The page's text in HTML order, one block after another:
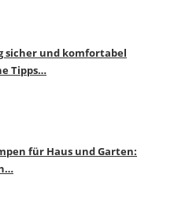
sicher und komfortabel
Tipps…
für Haus und Garten: